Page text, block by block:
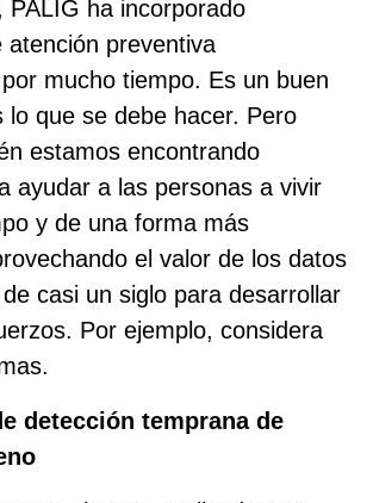
PALIG ha incorporado
atención preventiva
mucho tiempo. Es un buen
lo que se debe hacer. Pero
estamos encontrando
ayudar a las personas a vivir
y de una forma más
el valor de los datos
casi un siglo para desarrollar
Por ejemplo, considera
detección temprana de